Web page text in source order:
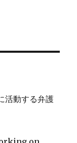
活動する弁護